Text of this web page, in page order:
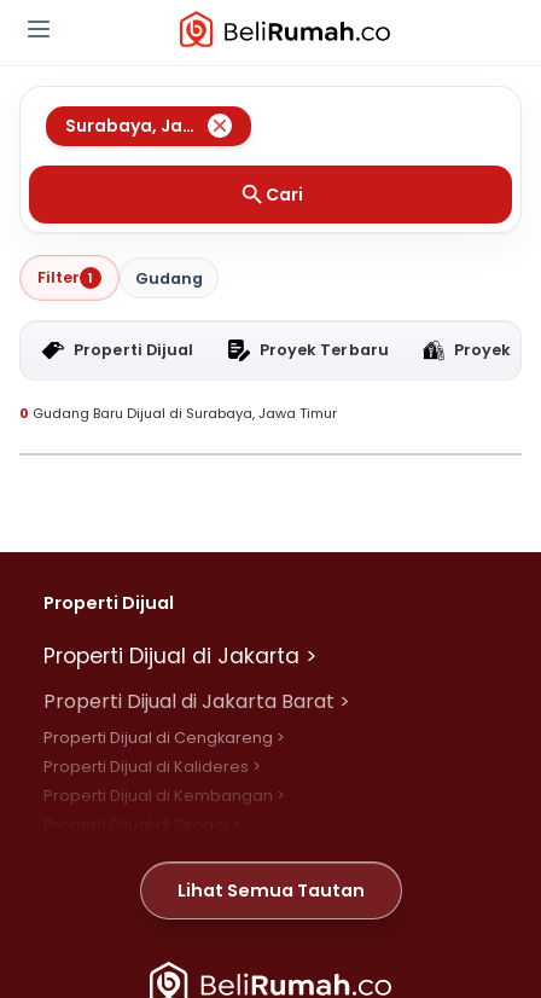
Surabaya, Jawa Timur
Cari
Filter 1 Gudang
Properti Dijual Proyek Terbaru Proyek
0 Gudang Baru Dijual di Surabaya, Jawa Timur
Properti Dijual
Properti Dijual di Jakarta >
Properti Dijual di Jakarta Barat >
Properti Dijual di Cengkareng >
Properti Dijual di Kalideres >
Properti Dijual di Kembangan >
Properti Dijual di Meruya >
Properti Dijual di Jelambar >
Properti Dijual di Jakarta Pusat >
Lihat Semua Tautan